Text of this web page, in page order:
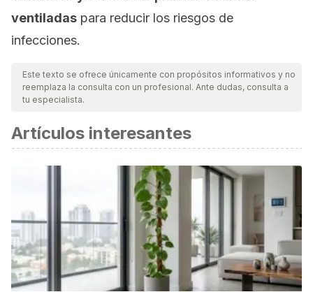
ventiladas para reducir los riesgos de
infecciones.
Este texto se ofrece únicamente con propósitos informativos y no
reemplaza la consulta con un profesional. Ante dudas, consulta a
tu especialista.
Artículos interesantes